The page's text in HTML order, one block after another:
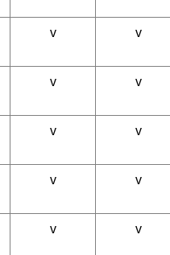
v v
v v
v v
v v
v v